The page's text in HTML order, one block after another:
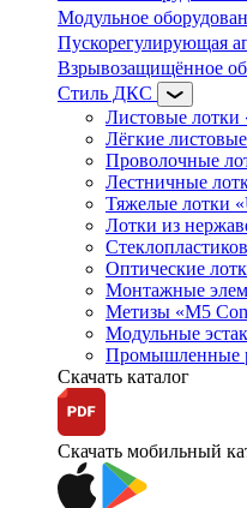
Модульное
Пускорегулирующая
Взрывозащищённое
Стиль ДКС
Листовые лотки
Лёгкие
Проволочные
Лестничные
Тяжелые лотки
Лотки из
Оптические
Монтажные
Метизы «M5
Модульные
Промышленные
Скачать каталог
Скачать мобильный